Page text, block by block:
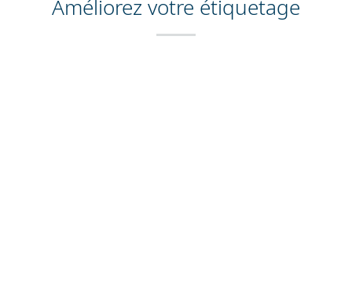
Améliorez votre étiquetage